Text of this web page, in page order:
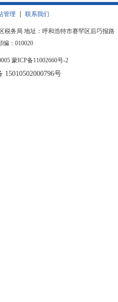
管理 联系我们
税务局 地址：呼和浩特市赛罕区后巧报路
编：010020
蒙ICP备11002660号-2
15010502000796号